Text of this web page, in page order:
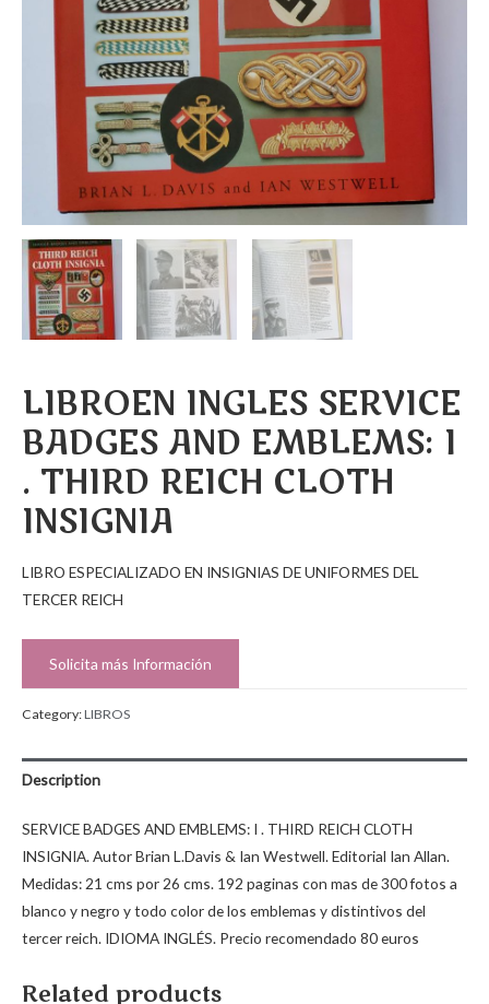
LIBROEN INGLES SERVICE
BADGES AND EMBLEMS: I
. THIRD REICH CLOTH
INSIGNIA
LIBRO ESPECIALIZADO EN INSIGNIAS DE UNIFORMES DEL
TERCER REICH
Solicita más Información
Category:LIBROS
Description
SERVICE BADGES AND EMBLEMS: I . THIRD REICH CLOTH
INSIGNIA. Autor Brian L.Davis & Ian Westwell. Editorial Ian Allan.
Medidas: 21 cms por 26 cms. 192 paginas con mas de 300 fotos a
blanco y negro y todo color de los emblemas y distintivos del
tercer reich. IDIOMA INGLÉS. Precio recomendado 80 euros
Related products